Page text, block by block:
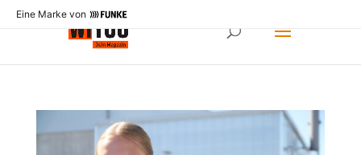
Eine Marke von